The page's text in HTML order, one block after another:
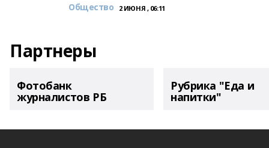
Общество 2 ИЮНЯ , 06:11
Партнеры
Фотобанк
журналистов РБ
Рубрика "Еда и
напитки"